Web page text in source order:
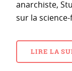
anarchiste,
sur la
LIRE LA